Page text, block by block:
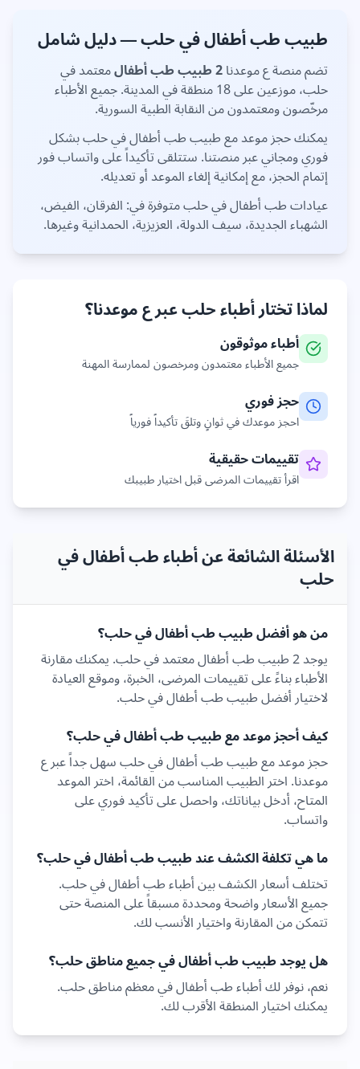
طبيبطب أطفالفيحلب— دليل شامل
تضم منصة ع موعدنا2طبيبطب أطفالمعتمد في
حلب، موزعين على18 منطقة في المدينة. جميع الأطباء
مرخّصون ومعتمدون من النقابة الطبية السورية.
يمكنك حجز موعد مع طبيبطب أطفالفيحلببشكل
فوري ومجاني عبر منصتنا. ستتلقى تأكيداً على واتساب فور
إتمام الحجز، مع إمكانية إلغاء الموعد أو تعديله.
عياداتطب أطفالفيحلبمتوفرة في:الفرقان، الفيض،
الشهباء الجديدة، سيف الدولة، العزيزية، الحمدانيةوغيرها.
لماذا تختار أطباءحلبعبر ع موعدنا؟
أطباء موثوقون
جميع الأطباء معتمدون ومرخصون لممارسة المهنة
حجز فوري
احجز موعدك في ثوانٍ وتلقَ تأكيداً فورياً
تقييمات حقيقية
اقرأ تقييمات المرضى قبل اختيار طبيبك
الأسئلة الشائعة عن أطباء طب أطفال في
حلب
من هو أفضل طبيبطب أطفالفيحلب؟
يوجد2طبيبطب أطفالمعتمد فيحلب. يمكنك مقارنة
الأطباء بناءً على تقييمات المرضى، الخبرة، وموقع العيادة
لاختيار أفضل طبيبطب أطفالفيحلب.
كيف أحجز موعد مع طبيبطب أطفالفيحلب؟
حجز موعد مع طبيبطب أطفالفيحلبسهل جداً عبر ع
موعدنا. اختر الطبيب المناسب من القائمة، اختر الموعد
المتاح، أدخل بياناتك، واحصل على تأكيد فوري على
واتساب.
ما هي تكلفة الكشف عند طبيبطب أطفالفيحلب؟
تختلف أسعار الكشف بين أطباءطب أطفالفيحلب.
جميع الأسعار واضحة ومحددة مسبقاً على المنصة حتى
تتمكن من المقارنة واختيار الأنسب لك.
هل يوجد طبيبطب أطفالفي جميع مناطقحلب؟
نعم، نوفر لك أطباءطب أطفالفي معظم مناطقحلب.
يمكنك اختيار المنطقة الأقرب لك.